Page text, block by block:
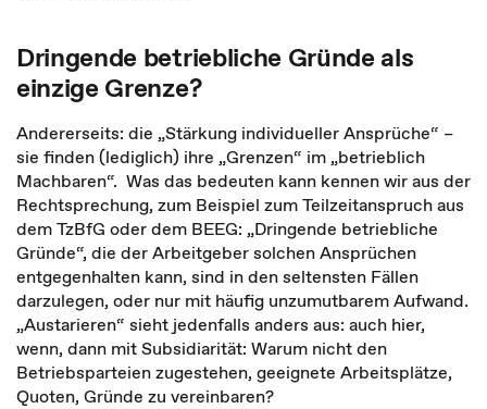
Dringende betriebliche Gründe als
einzige Grenze?
Andererseits: die „Stärkung individueller Ansprüche“ –
sie finden (lediglich) ihre „Grenzen“ im „betrieblich
Machbaren“. Was das bedeuten kann kennen wir aus der
Rechtsprechung, zum Beispiel zum Teilzeitanspruch aus
dem TzBfG oder dem BEEG: „Dringende betriebliche
Gründe“, die der Arbeitgeber solchen Ansprüchen
entgegenhalten kann, sind in den seltensten Fällen
darzulegen, oder nur mit häufig unzumutbarem Aufwand.
„Austarieren“ sieht jedenfalls anders aus: auch hier,
wenn, dann mit Subsidiarität: Warum nicht den
Betriebsparteien zugestehen, geeignete Arbeitsplätze,
Quoten, Gründe zu vereinbaren?